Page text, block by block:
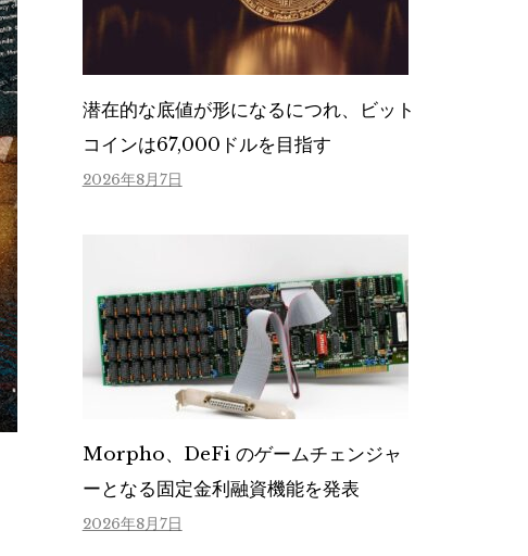
潜在的な底値が形になるにつれ、ビット
コインは67,000ドルを目指す
2026年8月7日
Morpho、DeFi のゲームチェンジャ
ーとなる固定金利融資機能を発表
2026年8月7日